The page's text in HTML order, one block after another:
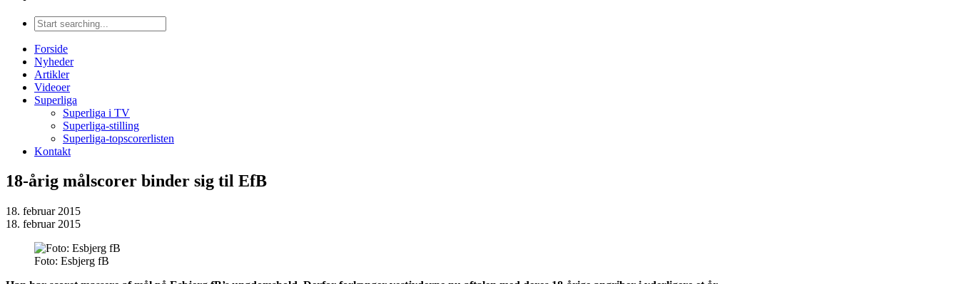
Forside
Nyheder
Artikler
Videoer
Superliga
Superliga i TV
Superliga-stilling
Superliga-topscorerlisten
Kontakt
18-årig målscorer binder sig til EfB
18. februar 2015
18. februar 2015
Foto: Esbjerg fB